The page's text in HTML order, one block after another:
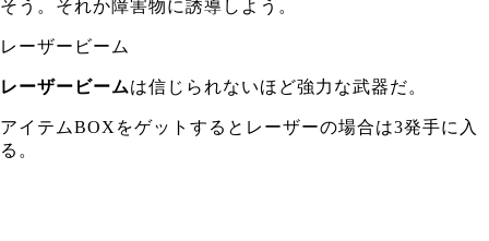
そう。それか障害物に誘導しよう。
レーザービーム
レーザービームは信じられないほど強力な武器だ。
アイテムBOXをゲットするとレーザーの場合は3発手に入
る。